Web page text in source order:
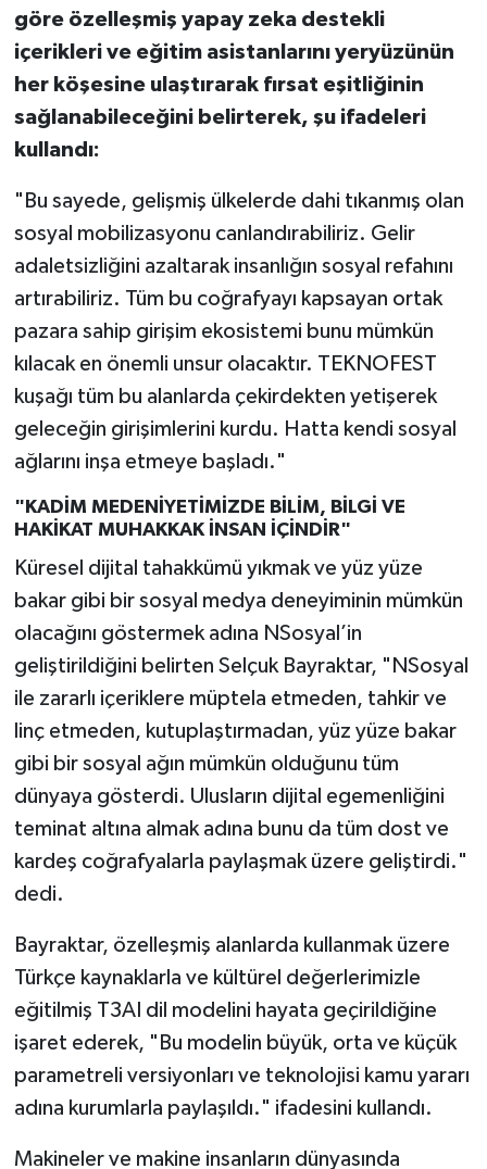
göre özelleşmiş yapay zeka destekli
içerikleri ve eğitim asistanlarını yeryüzünün
her köşesine ulaştırarak fırsat eşitliğinin
sağlanabileceğini belirterek, şu ifadeleri
kullandı:
"Bu sayede, gelişmiş ülkelerde dahi tıkanmış olan
sosyal mobilizasyonu canlandırabiliriz. Gelir
adaletsizliğini azaltarak insanlığın sosyal refahını
artırabiliriz. Tüm bu coğrafyayı kapsayan ortak
pazara sahip girişim ekosistemi bunu mümkün
kılacak en önemli unsur olacaktır. TEKNOFEST
kuşağı tüm bu alanlarda çekirdekten yetişerek
geleceğin girişimlerini kurdu. Hatta kendi sosyal
ağlarını inşa etmeye başladı."
"KADİM MEDENİYETİMİZDE BİLİM, BİLGİ VE
HAKİKAT MUHAKKAK İNSAN İÇİNDİR"
Küresel dijital tahakkümü yıkmak ve yüz yüze
bakar gibi bir sosyal medya deneyiminin mümkün
olacağını göstermek adına NSosyal’in
geliştirildiğini belirten Selçuk Bayraktar, "NSosyal
ile zararlı içeriklere müptela etmeden, tahkir ve
linç etmeden, kutuplaştırmadan, yüz yüze bakar
gibi bir sosyal ağın mümkün olduğunu tüm
dünyaya gösterdi. Ulusların dijital egemenliğini
teminat altına almak adına bunu da tüm dost ve
kardeş coğrafyalarla paylaşmak üzere geliştirdi."
dedi.
Bayraktar, özelleşmiş alanlarda kullanmak üzere
Türkçe kaynaklarla ve kültürel değerlerimizle
eğitilmiş T3AI dil modelini hayata geçirildiğine
işaret ederek, "Bu modelin büyük, orta ve küçük
parametreli versiyonları ve teknolojisi kamu yararı
adına kurumlarla paylaşıldı." ifadesini kullandı.
Makineler ve makine insanların dünyasında